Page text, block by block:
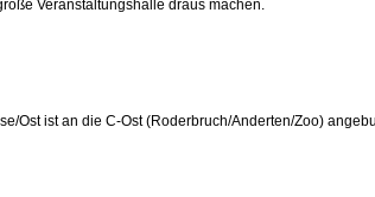
Veranstaltungshalle draus machen.
Ost ist an die C-Ost (Roderbruch/Anderten/Zoo)